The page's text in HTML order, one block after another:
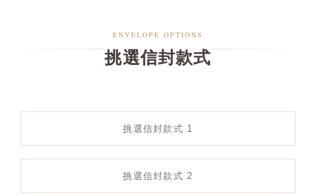
ENVELOPE OPTIONS
挑選信封款式
挑選信封款式 1
挑選信封款式 2